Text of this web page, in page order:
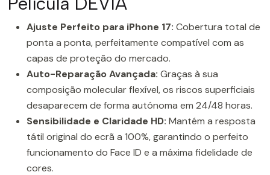
Ajuste Perfeito para iPhone 17: Cobertura total de
ponta a ponta, perfeitamente compatível com as
capas de proteção do mercado.
Auto-Reparação Avançada: Graças à sua
composição molecular flexível, os riscos superficiais
desaparecem de forma autónoma em 24/48 horas.
Sensibilidade e Claridade HD: Mantém a resposta
tátil original do ecrã a 100%, garantindo o perfeito
funcionamento do Face ID e a máxima fidelidade de
cores.